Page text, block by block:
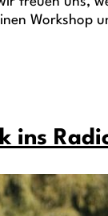
Workshop
ins